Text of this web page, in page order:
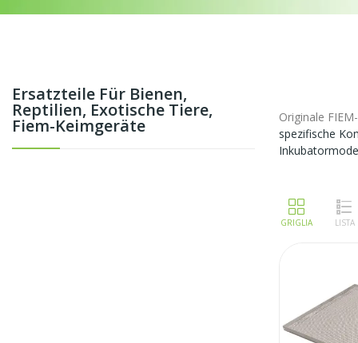
Ersatzteile Für Bienen,
Reptilien, Exotische Tiere,
Fiem-Keimgeräte
Originale
spezifische